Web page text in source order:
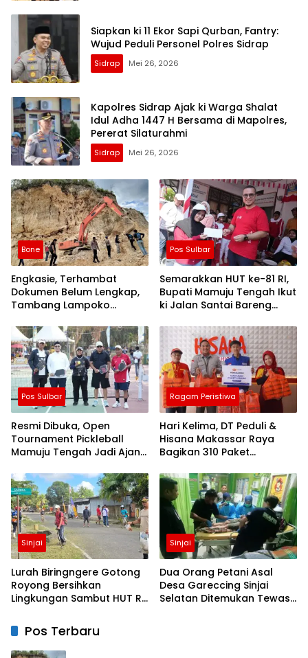
Siapkan ki 11 Ekor Sapi Qurban, Fantry:
Wujud Peduli Personel Polres Sidrap
Sidrap Mei 26, 2026
Kapolres Sidrap Ajak ki Warga Shalat
Idul Adha 1447 H Bersama di Mapolres,
Pererat Silaturahmi
Sidrap Mei 26, 2026
Bone
Engkasie, Terhambat
Dokumen Belum Lengkap,
Tambang Lampoko
Tidak Operasional
Pos Sulbar
Semarakkan HUT ke-81 RI,
Bupati Mamuju Tengah Ikut
ki Jalan Santai Bareng
Pos Sulbar
Resmi Dibuka, Open
Tournament Pickleball
Mamuju Tengah Jadi Ajang
Ragam Peristiwa
Hari Kelima, DT Peduli &
Hisana Makassar Raya
Bagikan 310 Paket
Kebakaran Tallo
Sinjai
Lurah Biringngere Gotong
Royong Bersihkan
Lingkungan Sambut HUT RI
Sinjai
Dua Orang Petani Asal
Desa Gareccing Sinjai
Selatan Ditemukan Tewas,
Pos Terbaru